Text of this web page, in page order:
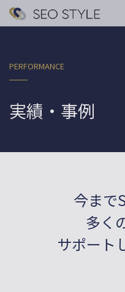
PERFORMANCE
実績・事例
今まで
多く
サポート